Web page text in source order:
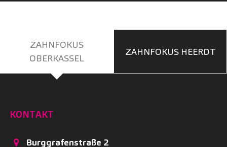
ZAHNFOKUS
OBERKASSEL
ZAHNFOKUS HEERDT
KONTAKT
Burggrafenstraße 2